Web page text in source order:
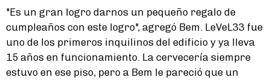
"Es un gran logro darnos un pequeño regalo de
cumpleaños con este logro", agregó Bem. LeVeL33 fue
uno de los primeros inquilinos del edificio y ya lleva
15 años en funcionamiento. La cervecería siempre
estuvo en ese piso, pero a Bem le pareció que un